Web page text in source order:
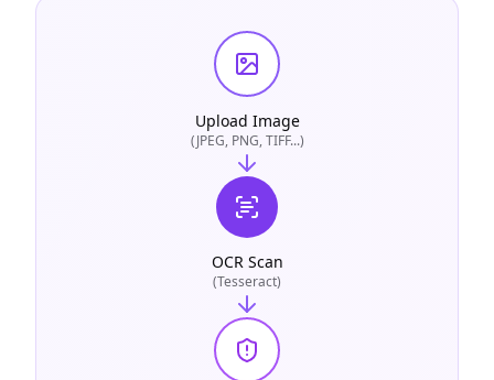
Upload Image
(JPEG, PNG, TIFF...)
OCR Scan
(Tesseract)